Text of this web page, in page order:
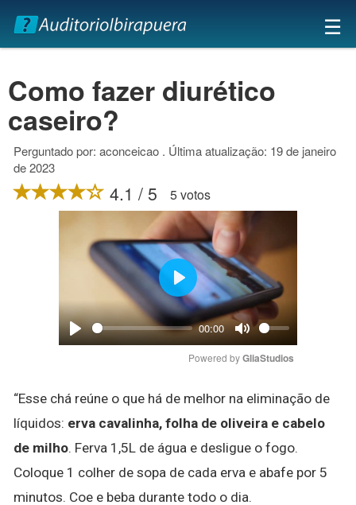
×
☰
Como fazer diurético
caseiro?
Perguntado por: aconceicao . Última atualização: 19 de janeiro
de 2023
4.1 / 5 5 votos
Play
00:00
Mute
Play
Powered by GliaStudios
“Esse chá reúne o que há de melhor na eliminação de
líquidos: erva cavalinha, folha de oliveira e cabelo
de milho. Ferva 1,5L de água e desligue o fogo.
Coloque 1 colher de sopa de cada erva e abafe por 5
minutos. Coe e beba durante todo o dia.